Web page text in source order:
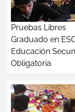
Pruebas Libres
Graduado en
Educación
Obligatoria